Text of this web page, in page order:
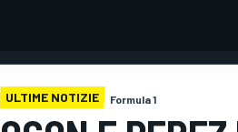
ULTIME NOTIZIE Formula 1